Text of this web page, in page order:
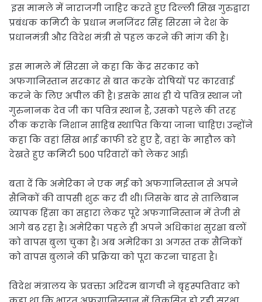
इस मामले में नाराजगी जाहिर करते हुए दिल्ली सिख गुरुद्वारा
प्रबंधक कमिटी के प्रधान मनजिंदर सिंह सिरसा ने देश के
प्रधानमंत्री और विदेश मंत्री से पहल करने की मांग की है।
इस मामले में सिरसा ने कहा कि केंद्र सरकार को
अफगानिस्तान सरकार से बात करके दोषियों पर कारवाई
करने के लिए अपील की है। इसके साथ ही ये पवित्र स्थान जो
गुरुनानक देव जी का पवित्र स्थान है, उसको पहले की तरह
ठीक कराके निशान साहिब स्थापित किया जाना चाहिए। उन्होंने
कहा कि वहां सिख भाई काफी डरे हुए हैं, वहां के माहौल को
देखते हुए कमिटी 500 परिवारों को लेकर आई।
बता दें कि अमेरिका ने एक मई को अफगानिस्तान से अपने
सैनिकों की वापसी शुरू कर दी थी। जिसके बाद से तालिबान
व्यापक हिंसा का सहारा लेकर पूरे अफगानिस्तान में तेजी से
आगे बढ़ रहा है। अमेरिका पहले ही अपने अधिकांश सुरक्षा बलों
को वापस बुला चुका है। अब अमेरिका 31 अगस्त तक सैनिकों
को वापस बुलाने की प्रक्रिया को पूरा करना चाहता है।
विदेश मंत्रालय के प्रवक्ता अरिंदम बागची ने बृहस्पतिवार को